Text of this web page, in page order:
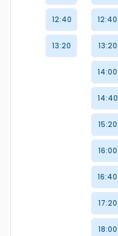
12:40
13:20
12:40
13:20
14:00
14:40
15:20
16:00
16:40
17:20
18:00